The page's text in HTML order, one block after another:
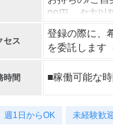
00円。夕方以
獲得可能！給
務委託のお仕
※関東圏4-6
ります
※報酬は規約
な場合は、よ
セス
登録の際に、
を委託します
時間 ■稼働可能な
週1日からOK 未経験歓